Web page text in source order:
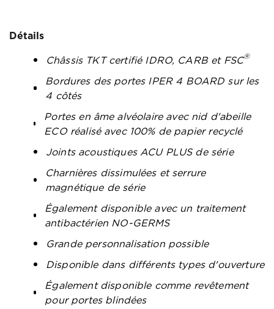
Détails
Châssis TKT certifié IDRO, CARB et FSC®
Bordures des portes IPER 4 BOARD sur les
4 côtés
Portes en âme alvéolaire avec nid d'abeille
ECO réalisé avec 100% de papier recyclé
Joints acoustiques ACU PLUS de série
Charnières dissimulées et serrure
magnétique de série
Également disponible avec un traitement
antibactérien NO-GERMS
Grande personnalisation possible
Disponible dans différents types d'ouverture
Également disponible comme revêtement
pour portes blindées